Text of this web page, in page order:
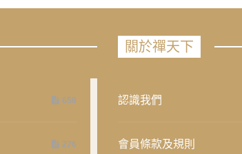
658
276
關於禪天下
認識我們
會員條款及規則